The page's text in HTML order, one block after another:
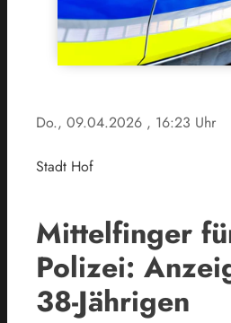
Do., 09.04.2026 , 16:23 Uhr
Stadt Hof
Mittelfinger
Polizei:
38-Jährigen